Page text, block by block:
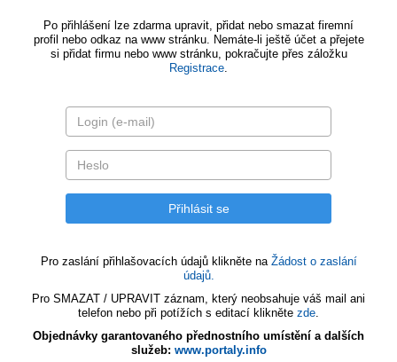
Po přihlášení lze zdarma upravit, přidat nebo smazat firemní
profil nebo odkaz na www stránku. Nemáte-li ještě účet a přejete
si přidat firmu nebo www stránku, pokračujte přes záložku
Registrace.
Pro zaslání přihlašovacích údajů klikněte na Žádost o zaslání
údajů.
Pro SMAZAT / UPRAVIT záznam, který neobsahuje váš mail ani
telefon nebo při potížích s editací klikněte zde.
Objednávky garantovaného přednostního umístění a dalších
služeb: www.portaly.info